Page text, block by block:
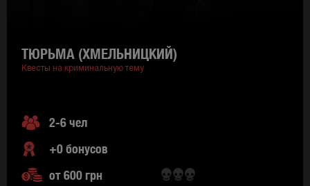
ТЮРЬМА (ХМЕЛЬНИЦКИЙ)
Квесты на криминальную тему
2-6 чел
+0 бонусов
от 600 грн